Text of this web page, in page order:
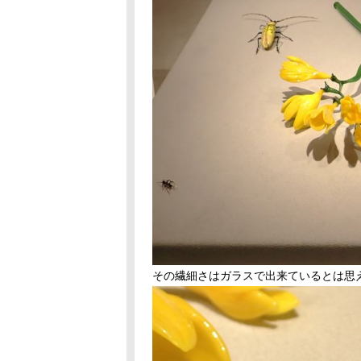
その繊細さはガラスで出来ているとは思